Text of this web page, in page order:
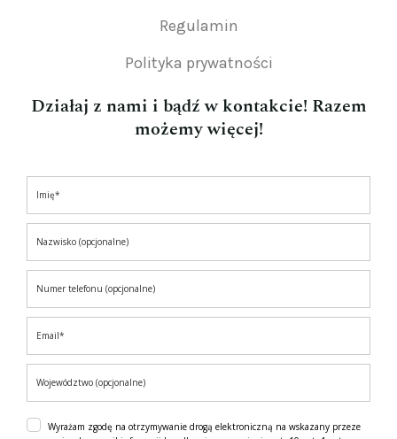
Regulamin
Polityka prywatności
Działaj z nami i bądź w kontakcie! Razem
możemy więcej!
Wyrażam zgodę na otrzymywanie drogą elektroniczną na wskazany przeze